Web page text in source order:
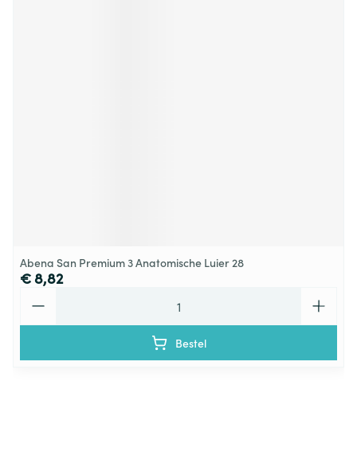
Abena San Premium 3 Anatomische Luier 28
€ 8,82
Bestel